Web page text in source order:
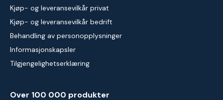
Kjøp- og leveransevilkår privat
Kjøp- og leveransevilkår bedrift
Behandling av personopplysninger
Informasjonskapsler
Tilgjengelighetserklæring
Over 100 000 produkter